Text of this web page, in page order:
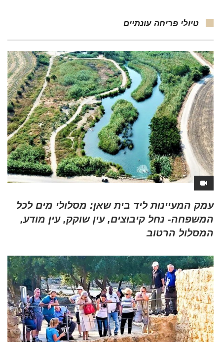
טיולי פריחה עונתיים
עמק המעיינות ליד בית שאן: מסלולי מים לכל
המשפחה- נחל קיבוצים, עין שוקק, עין מודע,
המסלול הרטוב